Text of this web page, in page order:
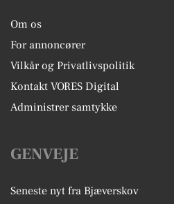
Om os
For annoncører
Vilkår og Privatlivspolitik
Kontakt VORES Digital
Administrer samtykke
GENVEJE
Seneste nyt fra Bjæverskov